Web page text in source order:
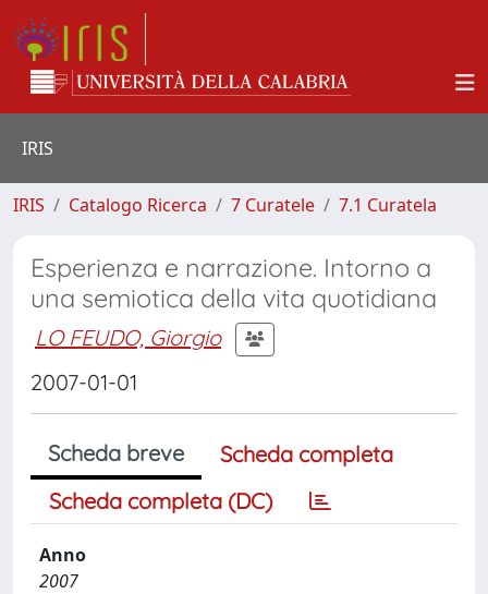
IRIS
IRIS Catalogo Ricerca 7 Curatele 7.1 Curatela
Esperienza e narrazione. Intorno a
una semiotica della vita quotidiana
LO FEUDO, Giorgio
2007-01-01
Scheda breve
Scheda completa
Scheda completa (DC)
Anno
2007